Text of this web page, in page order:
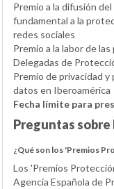
Premio a la difusión
fundamental a la
redes sociales
Premio a la labor de
Delegadas de
Premio de privacidad
datos en Iberoamérica
Fecha límite para
Preguntas sobre
¿Qué son los 'Premios
Los 'Premios
Agencia Española de